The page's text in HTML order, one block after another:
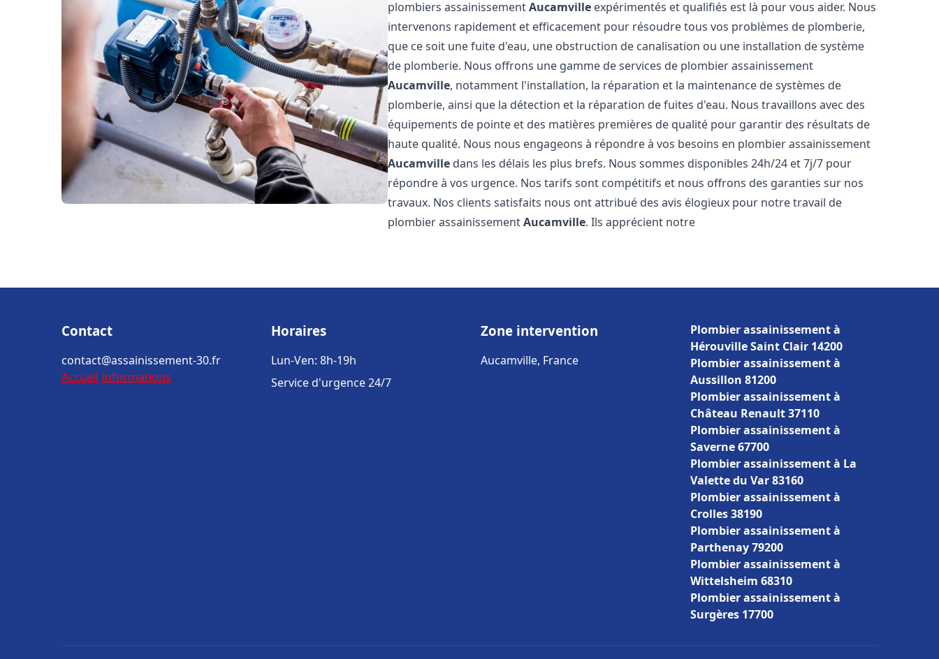
plombiers assainissementAucamville expérimentés et qualifiés est là pour vous aider. Nous
intervenons rapidement et efficacement pour résoudre tous vos problèmes de plomberie,
que ce soit une fuite d'eau, une obstruction de canalisation ou une installation de système
de plomberie. Nous offrons une gamme de services de plombier assainissement
Aucamville, notamment l'installation, la réparation et la maintenance de systèmes de
plomberie, ainsi que la détection et la réparation de fuites d'eau. Nous travaillons avec des
équipements de pointe et des matières premières de qualité pour garantir des résultats de
haute qualité. Nous nous engageons à répondre à vos besoins en plombier assainissement
Aucamville dans les délais les plus brefs. Nous sommes disponibles 24h/24 et 7j/7 pour
répondre à vos urgence. Nos tarifs sont compétitifs et nous offrons des garanties sur nos
travaux. Nos clients satisfaits nous ont attribué des avis élogieux pour notre travail de
plombier assainissementAucamville. Ils apprécient notre
Contact
contact@assainissement-30.fr
Accueil Informations
Horaires
Lun-Ven: 8h-19h
Service d'urgence 24/7
Zone intervention
Aucamville, France
Plombier assainissement à
Hérouville Saint Clair 14200
Plombier assainissement à
Aussillon 81200
Plombier assainissement à
Château Renault 37110
Plombier assainissement à
Saverne 67700
Plombier assainissement à La
Valette du Var 83160
Plombier assainissement à
Crolles 38190
Plombier assainissement à
Parthenay 79200
Plombier assainissement à
Wittelsheim 68310
Plombier assainissement à
Surgères 17700